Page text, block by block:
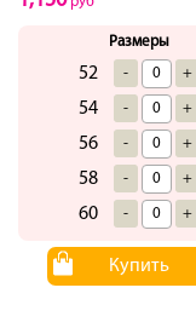
Размеры
52 - +
54 - +
56 - +
58 - +
60 - +
Купить